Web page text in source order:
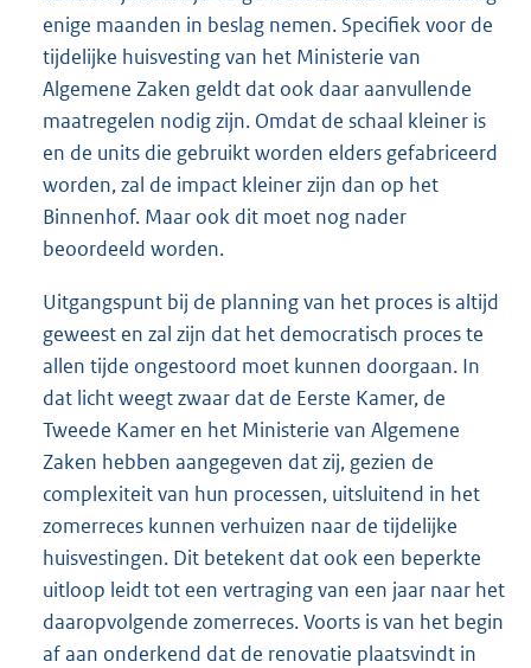
enige maanden in beslag nemen. Specifiek voor de
tijdelijke huisvesting van het Ministerie van
Algemene Zaken geldt dat ook daar aanvullende
maatregelen nodig zijn. Omdat de schaal kleiner is
en de units die gebruikt worden elders gefabriceerd
worden, zal de impact kleiner zijn dan op het
Binnenhof. Maar ook dit moet nog nader
beoordeeld worden.
Uitgangspunt bij de planning van het proces is altijd
geweest en zal zijn dat het democratisch proces te
allen tijde ongestoord moet kunnen doorgaan. In
dat licht weegt zwaar dat de Eerste Kamer, de
Tweede Kamer en het Ministerie van Algemene
Zaken hebben aangegeven dat zij, gezien de
complexiteit van hun processen, uitsluitend in het
zomerreces kunnen verhuizen naar de tijdelijke
huisvestingen. Dit betekent dat ook een beperkte
uitloop leidt tot een vertraging van een jaar naar het
daaropvolgende zomerreces. Voorts is van het begin
af aan onderkend dat de renovatie plaatsvindt in